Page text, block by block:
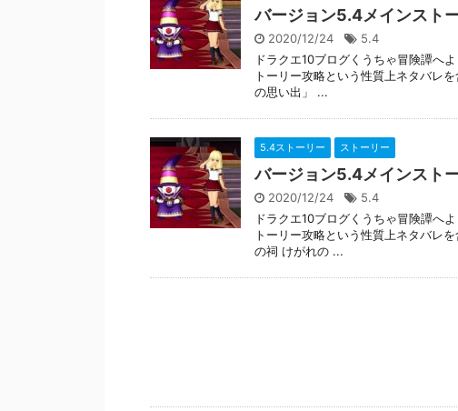
バージョン5.4メインスト
2020/12/24
5.4
ドラクエ10ブログくうちゃ冒険譚へ
トーリー攻略という性質上ネタバレ
の思い出」 ...
5.4ストーリー ストーリー
バージョン5.4メインスト
2020/12/24
5.4
ドラクエ10ブログくうちゃ冒険譚へ
トーリー攻略という性質上ネタバレ
の祠 けがれの ...